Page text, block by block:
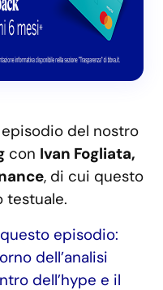
del nostro
con Ivan Fogliata,
, di cui questo
testuale.
episodio:
dell’analisi
dell’hype e il